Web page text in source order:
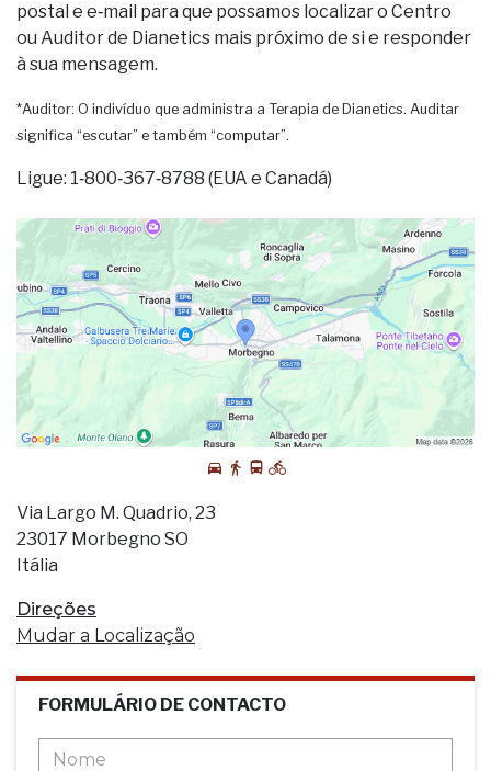
postal e e‑mail para que possamos localizar o Centro
ou Auditor de Dianetics mais próximo de si e responder
à sua mensagem.
*Auditor: O indivíduo que administra a Terapia de Dianetics. Auditar
significa “escutar” e também “computar”.
Ligue: 1‑800‑367‑8788 (EUA e Canadá)
Via Largo M. Quadrio, 23
23017 Morbegno SO
Itália
Direções
Mudar a Localização
FORMULÁRIO DE CONTACTO